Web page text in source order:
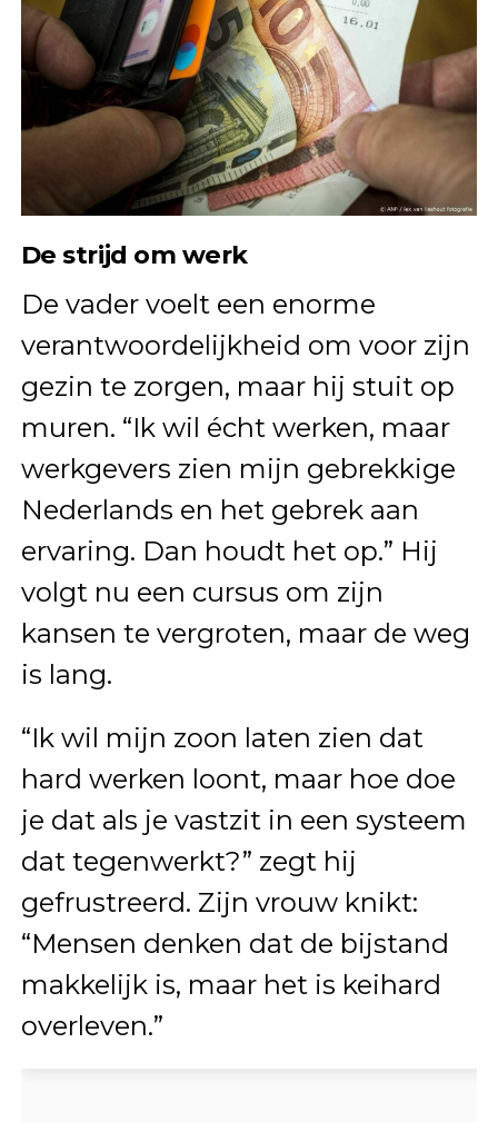
De strijd om werk
De vader voelt een enorme
verantwoordelijkheid om voor zijn
gezin te zorgen, maar hij stuit op
muren. “Ik wil écht werken, maar
werkgevers zien mijn gebrekkige
Nederlands en het gebrek aan
ervaring. Dan houdt het op.” Hij
volgt nu een cursus om zijn
kansen te vergroten, maar de weg
is lang.
“Ik wil mijn zoon laten zien dat
hard werken loont, maar hoe doe
je dat als je vastzit in een systeem
dat tegenwerkt?” zegt hij
gefrustreerd. Zijn vrouw knikt:
“Mensen denken dat de bijstand
makkelijk is, maar het is keihard
overleven.”